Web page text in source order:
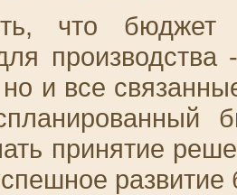
что бюджет
производства
но и все
принятие
развитие